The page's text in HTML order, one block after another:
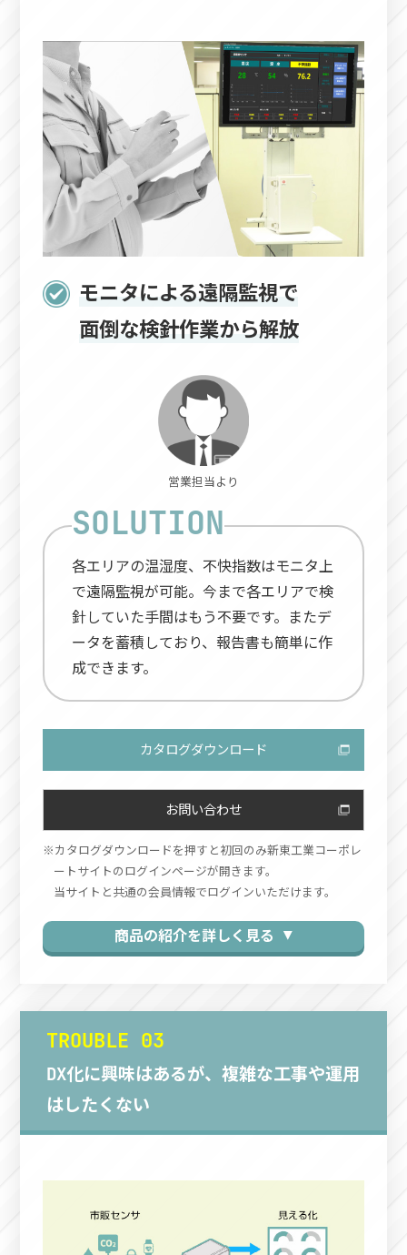
モニタによる遠隔監視で
面倒な検針作業から解放
営業担当より
各エリアの温湿度、不快指数はモニタ上
で遠隔監視が可能。今まで各エリアで検
針していた手間はもう不要です。またデ
ータを蓄積しており、報告書も簡単に作
成できます。
カタログダウンロード
お問い合わせ
カタログダウンロードを押すと初回のみ新東工業コーポレ
ートサイトのログインページが開きます。
当サイトと共通の会員情報でログインいただけます。
商品の紹介を詳しく見る ▼
TROUBLE 03
DX化に興味はあるが、複雑な工事や運用
はしたくない